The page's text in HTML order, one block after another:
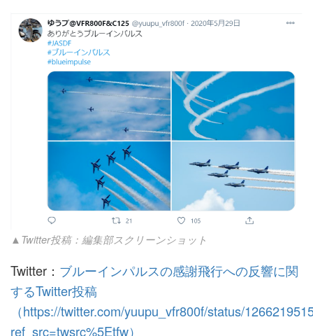
▲Twitter投稿：編集部スクリーンショット
Twitter： ブルーインパルスの感謝飛行への反響に関
するTwitter投稿
（https://twitter.com/yuupu_vfr800f/status/
ref_src=twsrc%5Etfw）